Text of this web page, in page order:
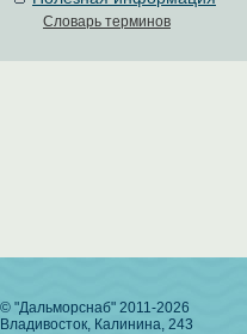
Словарь терминов
© "Дальморснаб" 2011-2026
Владивосток, Калинина, 243